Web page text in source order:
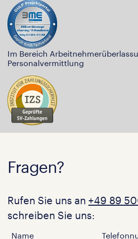
Im Bereich
Personalvermittlung
Fragen?
Rufen Sie uns an +49 89
schreiben Sie uns:
Name